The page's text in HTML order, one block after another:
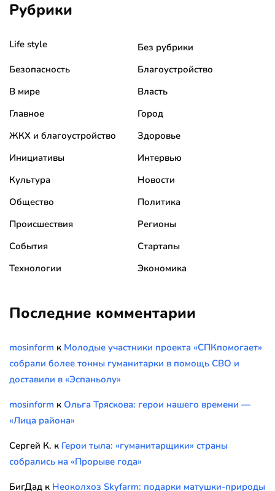
Рубрики
Life style
Без рубрики
Безопасность
Благоустройство
В мире
Власть
Главное
Город
ЖКХ и благоустройство
Здоровье
Инициативы
Интервью
Культура
Новости
Общество
Политика
Происшествия
Регионы
События
Стартапы
Технологии
Экономика
Последние комментарии
mosinform к Молодые участники проекта «СПКпомогает»
собрали более тонны гуманитарки в помощь СВО и
доставили в «Эспаньолу»
mosinform к Ольга Тряскова: герои нашего времени —
«Лица района»
Сергей К. к Герои тыла: «гуманитарщики» страны
собрались на «Прорыве года»
БигДад к Неоколхоз Skyfarm: подарки матушки-природы